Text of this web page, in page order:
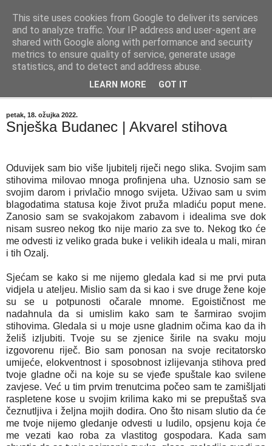
"Kvaka"
Časopis za književnost ISSN 2459-5632
petak, 18. ožujka 2022.
Snješka Budanec | Akvarel stihova
Oduvijek sam bio više ljubitelj riječi nego slika. Svojim sam
stihovima milovao mnoga profinjena uha. Uznosio sam se
svojim darom i privlačio mnogo svijeta. Uživao sam u svim
blagodatima statusa koje život pruža mladiću poput mene.
Zanosio sam se svakojakom zabavom i idealima sve dok
nisam susreo nekog tko nije mario za sve to. Nekog tko će
me odvesti iz veliko grada buke i velikih ideala u mali, miran
i tih Ozalj.
Sjećam se kako si me nijemo gledala kad si me prvi puta
vidjela u ateljeu. Mislio sam da si kao i sve druge žene koje
su se u potpunosti očarale mnome. Egoističnost me
nadahnula da si umislim kako sam te šarmirao svojim
stihovima. Gledala si u moje usne gladnim očima kao da ih
želiš izljubiti. Tvoje su se zjenice širile na svaku moju
izgovorenu riječ. Bio sam ponosan na svoje recitatorsko
umijeće, elokventnost i sposobnost izlijevanja stihova pred
tvoje gladne oči na koje su se vjeđe spuštale kao svilene
zavjese. Već u tim prvim trenutcima počeo sam te zamišljati
raspletene kose u svojim krilima kako mi se prepuštaš sva
čeznutljiva i željna mojih dodira. Ono što nisam slutio da će
me tvoje nijemo gledanje odvesti u ludilo, opsjenu koja će
me vezati kao roba za vlastitog gospodara. Kada sam
This site uses cookies from Google to deliver its services
and to analyze traffic. Your IP address and user-agent are
shared with Google along with performance and security
metrics to ensure quality of service, generate usage
statistics, and to detect and address abuse.
LEARN MORE GOT IT